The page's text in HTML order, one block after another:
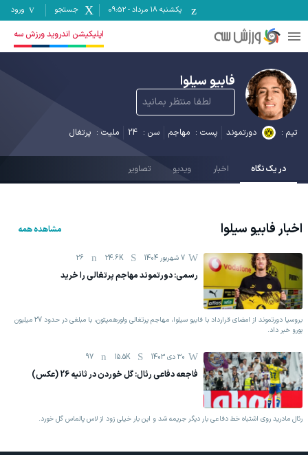
یکشنبه ۱۸ مرداد -
09:52 جستجو ورود
اپلیکیشن اندروید ورزش سه
فابیو سیلوا
لطفا منتظر بمانید
تیم : دورتموند پست : مهاجم سن : 24 ملیت : پرتغال
در یک نگاه اخبار ویدیو تصاویر
اخبارفابیو سیلوا مشاهده همه
7 شهریور 1404 24.6K
26
رسمی: دورتموند مهاجم پرتغالی را خرید
بروسیا دورتموند از امضای قرارداد با فابیو سیلوا، مهاجم پرتغالی ولورهمپتون، با مبلغی در حدود 27 میلیون
یورو خبر داد.
30 دی 1403 15.5K
97
فاجعه دفاعی رئال: گل خوردن در ثانیه 26 (عکس)
رئال مادرید روی اشتباه خط دفاعی بار دیگر جریمه شد و این بار خیلی زود از لاس پالماس گل خورد.